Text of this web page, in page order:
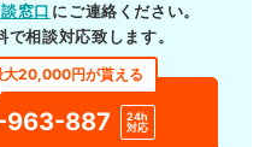
窓口 にご連絡ください。
相談対応致します。
大20,000円が貰える
963-887
24h
対応